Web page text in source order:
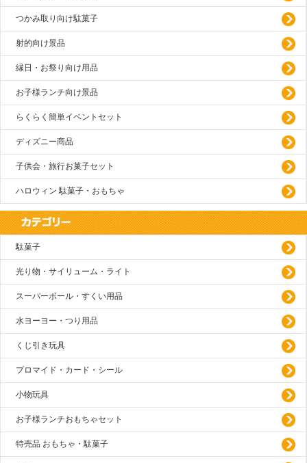
つかみ取り向け駄菓子
射的向け景品
縁日・お祭り向け用品
お子様ランチ向け景品
らくらく簡単イベントセット
ディズニー商品
子供会・旅行お菓子セット
ハロウィン 駄菓子・おもちゃ
駄菓子
光り物・サイリューム・ライト
スーパーボール・すくい用品
水ヨーヨー・つり用品
くじ引き玩具
プロマイド・カード・シール
小物玩具
お子様ランチおもちゃセット
特売品 おもちゃ・駄菓子